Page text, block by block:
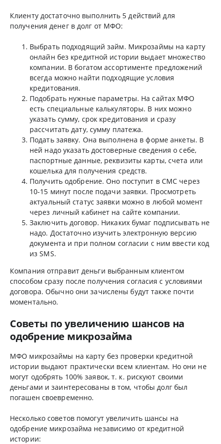
Клиенту достаточно выполнить 5 действий для
получения денег в долг от МФО:
Выбрать подходящий займ. Микрозаймы на карту
онлайн без кредитной истории выдает множество
компании. В богатом ассортименте предложений
всегда можно найти подходящие условия
кредитования.
Подобрать нужные параметры. На сайтах МФО
есть специальные калькуляторы. В них можно
указать сумму, срок кредитования и сразу
рассчитать дату, сумму платежа.
Подать заявку. Она выполнена в форме анкеты. В
ней надо указать достоверные сведения о себе,
паспортные данные, реквизиты карты, счета или
кошелька для получения средств.
Получить одобрение. Оно поступит в СМС через
10-15 минут после подачи заявки. Просмотреть
актуальный статус заявки можно в любой момент
через личный кабинет на сайте компании.
Заключить договор. Никаких бумаг подписывать не
надо. Достаточно изучить электронную версию
документа и при полном согласии с ним ввести код
из SMS.
Компания отправит деньги выбранным клиентом
способом сразу после получения согласия с условиями
договора. Обычно они зачислены будут также почти
моментально.
Советы по увеличению шансов на
одобрение микрозайма
МФО микрозаймы на карту без проверки кредитной
истории выдают практически всем клиентам. Но они не
могут одобрять 100% заявок, т. к. рискуют своими
деньгами и заинтересованы в том, чтобы долг был
погашен своевременно.
Несколько советов помогут увеличить шансы на
одобрение микрозайма независимо от кредитной
истории: